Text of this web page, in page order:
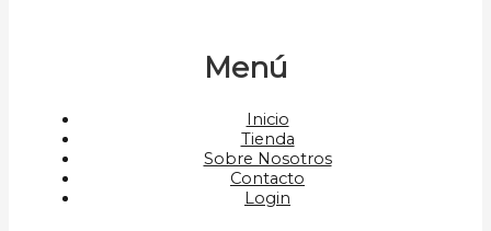
Menú
Inicio
Tienda
Sobre Nosotros
Contacto
Login